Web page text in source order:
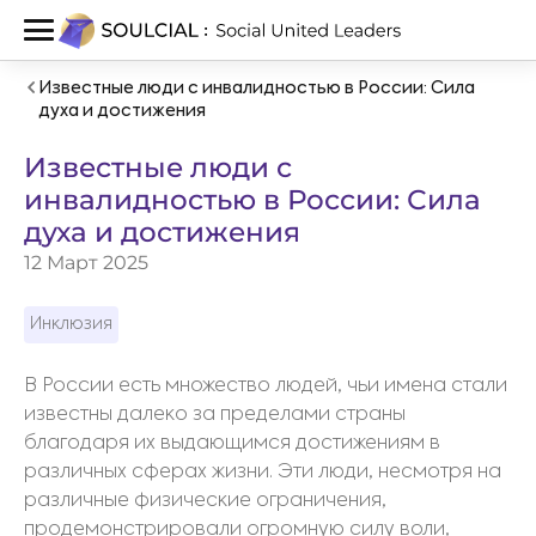
Известные люди с инвалидностью в России: Сила
духа и достижения
Известные люди с
инвалидностью в России: Сила
духа и достижения
12 Март 2025
Инклюзия
В России есть множество людей, чьи имена стали
известны далеко за пределами страны
благодаря их выдающимся достижениям в
различных сферах жизни. Эти люди, несмотря на
различные физические ограничения,
продемонстрировали огромную силу воли,